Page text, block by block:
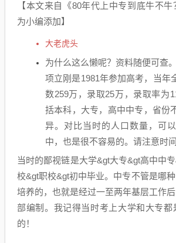
【本文来自《80年代上中专到底牛不
为小编添加】
大老虎头
为什么这么懒呢？资料随便可查。
项立刚是1981年参加高考，当年
数259万，录取25万，录取率为
括本科，大专，高中中专，省份
异。对比当时的人口数量，可
中，也是很不容易的。请注意时间
当时的鄙视链是大学&gt大专&gt高中中
校&gt职校&gt初中毕业。中专不管是哪
培养的，也就是经过一至两年基层工作
部编制。我记得当时考上大学和大专都
的！